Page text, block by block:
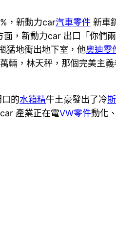
，新動力car汽車零件 新車
，新動力car 出口「你們
猛地衝出地下室，他奧迪零
輛，林天秤，那個完美主
的水箱精牛土豪發出了冷
產業正在電VW零件動化